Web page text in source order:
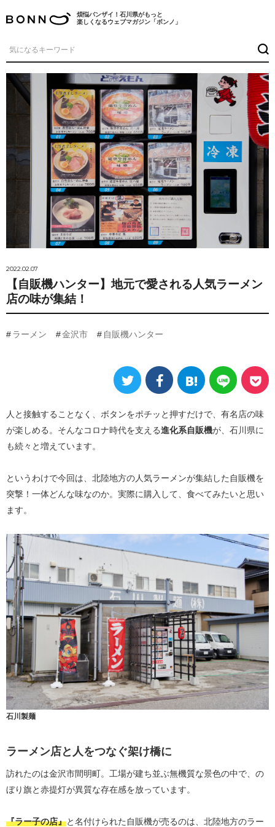
煩悩バンザイ！石川県がもっと
楽しくなるウェブマガジン「ボンノ」
2022.02.07
【自販機ハンター】地元で愛される人気ラーメン
店の味が集結！
ラーメン 金沢市 自販機ハンター
人と接触することなく、ボタンをポチッと押すだけで、有名店の味
が楽しめる。そんなコロナ時代を支える進化系自販機が、石川県に
も続々と増えています。
というわけで今回は、北陸地方の人気ラーメンが集結した自販機を
突撃！一体どんな味なのか。実際に購入して、食べてみたいと思い
ます。
石川製麺
ラーメン店と人をつなぐ架け橋に
訪れたのは金沢市間明町。工場が建ち並ぶ無機質な景色の中で、の
ぼり旗と赤提灯が異質な存在感を放っています。
『ラー子の店』と名付けられた自販機が売るのは、北陸地方のラー